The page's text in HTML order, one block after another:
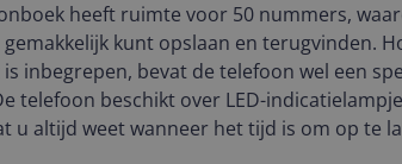
heeft ruimte voor 50 nummers,
kunt opslaan en terugvinden.
inbegrepen, bevat de telefoon wel een
telefoon beschikt over LED-
u altijd weet wanneer het tijd is om op te